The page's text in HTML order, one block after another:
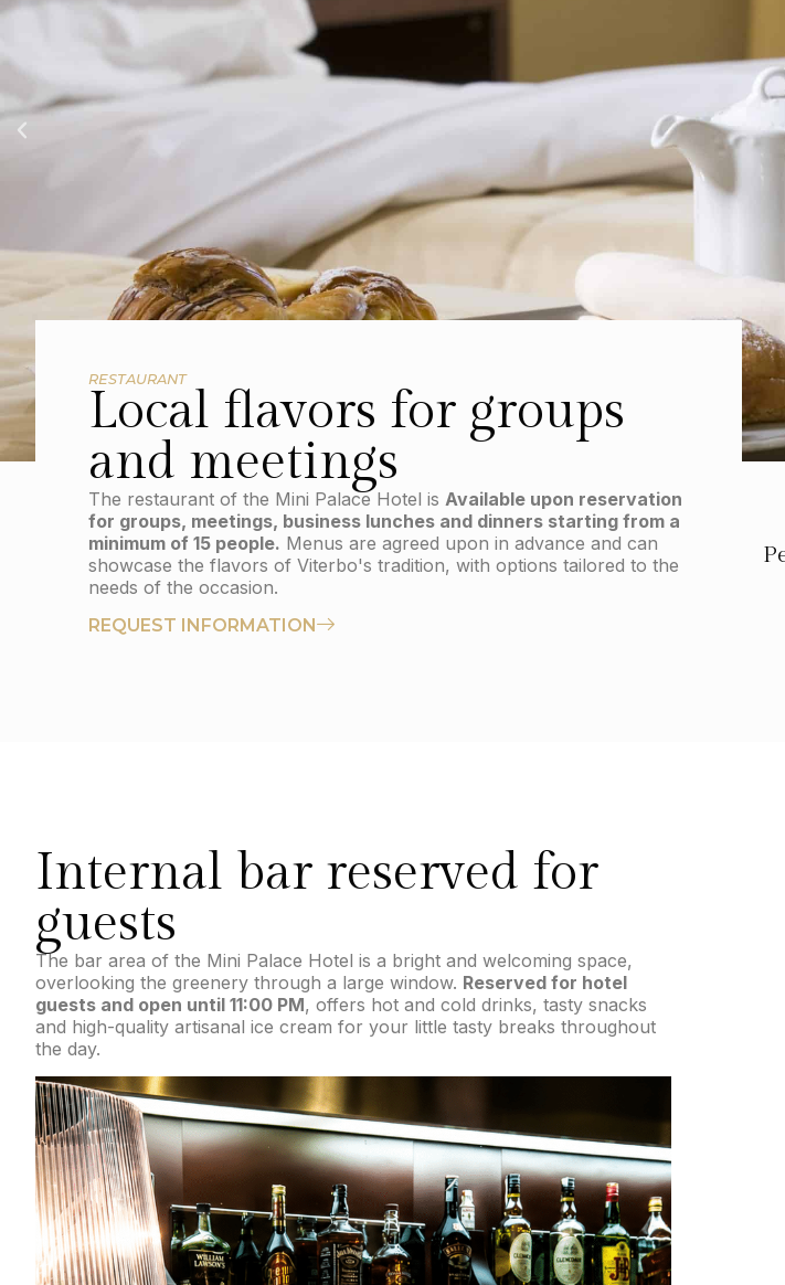
RESTAURANT
Local flavors for groups
and meetings
The restaurant of the Mini Palace Hotel is Available upon reservation
for groups, meetings, business lunches and dinners starting from a
minimum of 15 people. Menus are agreed upon in advance and can
showcase the flavors of Viterbo's tradition, with options tailored to the
needs of the occasion.
REQUEST INFORMATION
Internal bar reserved for
guests
The bar area of the Mini Palace Hotel is a bright and welcoming space,
overlooking the greenery through a large window. Reserved for hotel
guests and open until 11:00 PM, offers hot and cold drinks, tasty snacks
and high-quality artisanal ice cream for your little tasty breaks throughout
the day.